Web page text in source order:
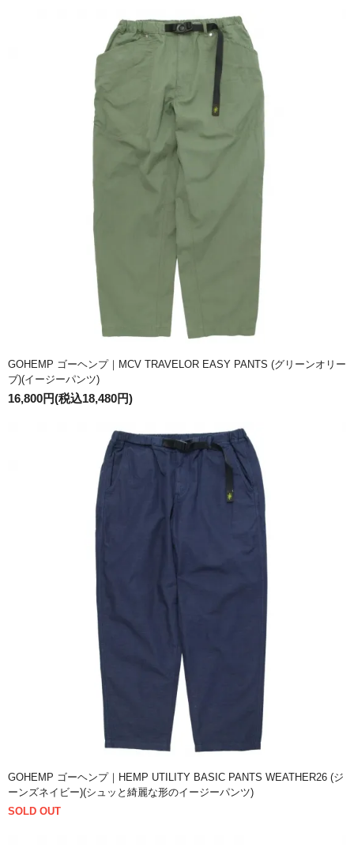
GOHEMP ゴーヘンプ｜MCV TRAVELOR EASY PANTS (グリーンオリー
ブ)(イージーパンツ)
16,800円(税込18,480円)
GOHEMP ゴーヘンプ｜HEMP UTILITY BASIC PANTS WEATHER26 (ジ
ーンズネイビー)(シュッと綺麗な形のイージーパンツ)
SOLD OUT